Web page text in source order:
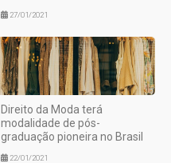
27/01/2021
Direito da Moda terá
modalidade de pós-
graduação pioneira no Brasil
22/01/2021